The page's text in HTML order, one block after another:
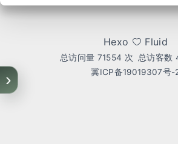
Hexo Fluid
总访问量 71554 次 总访客数
冀ICP备19019307号-
›